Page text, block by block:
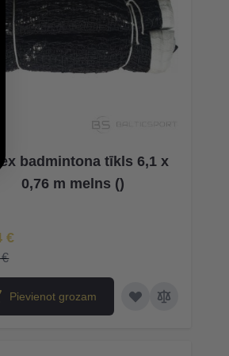
badmintona tīkls 6,1 x
0,76 m melns ()
€
Pievienot grozam